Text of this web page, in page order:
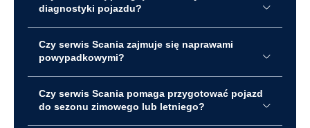
diagnostyki pojazdu?
Czy serwis Scania zajmuje się naprawami
powypadkowymi?
Czy serwis Scania pomaga przygotować pojazd
do sezonu zimowego lub letniego?